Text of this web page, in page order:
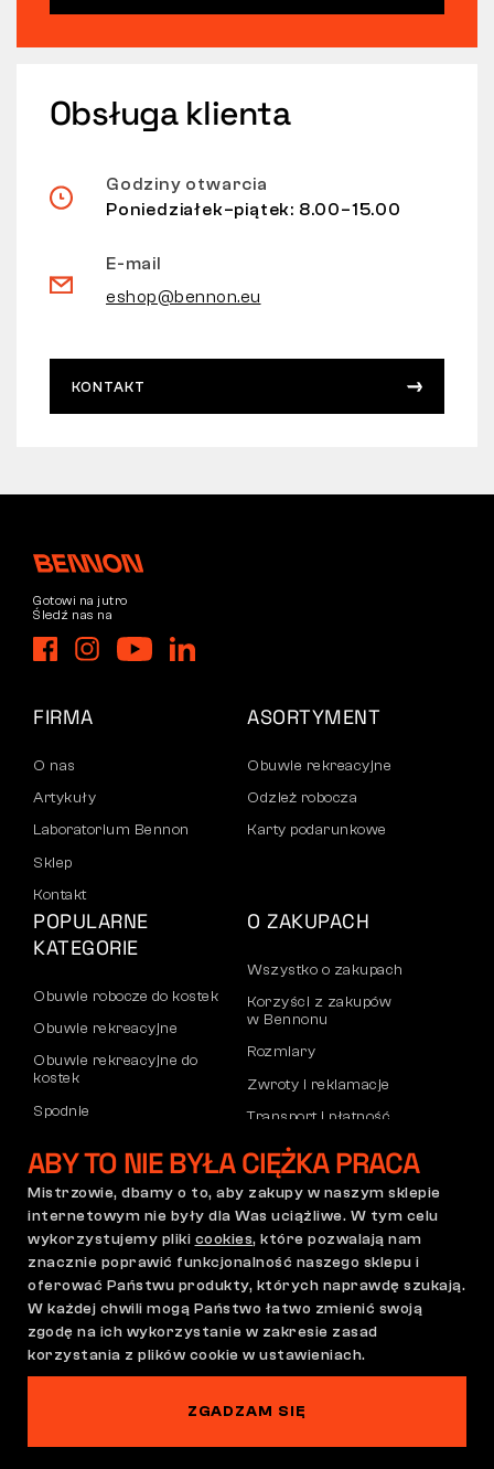
Obsługa klienta
Godziny otwarcia
Poniedziałek–piątek: 8.00–15.00
E-mail
eshop@bennon.eu
KONTAKT
Gotowi na jutro
Śledź nas na
FIRMA
O nas
Artykuły
Laboratorium Bennon
Sklep
Kontakt
ASORTYMENT
Obuwie rekreacyjne
Odzież robocza
Karty podarunkowe
POPULARNE
KATEGORIE
Obuwie robocze do kostek
Obuwie rekreacyjne
Obuwie rekreacyjne do
kostek
Spodnie
O ZAKUPACH
Wszystko o zakupach
Korzyści z zakupów
w Bennonu
Rozmiary
Zwroty i reklamacje
Transport i płatność
Konto firmowe
Rejestracja partnerów B2B
Reklamacje i gwarancja
Regulamin zakupów
Polityka reklamacji
Ustawienia plików cookie
GDPR
Polska | Polski
ABY TO NIE BYŁA CIĘŻKA PRACA
Mistrzowie, dbamy o to, aby zakupy w naszym sklepie
internetowym nie były dla Was uciążliwe. W tym celu
wykorzystujemy pliki cookies, które pozwalają nam
znacznie poprawić funkcjonalność naszego sklepu i
oferować Państwu produkty, których naprawdę szukają.
W każdej chwili mogą Państwo łatwo zmienić swoją
zgodę na ich wykorzystanie w zakresie zasad
korzystania z plików cookie w ustawieniach.
ZGADZAM SIĘ